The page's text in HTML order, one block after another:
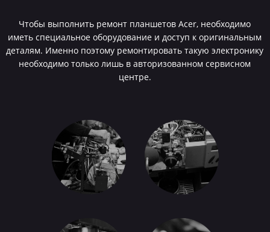
Чтобы выполнить ремонт планшетов Acer, необходимо
иметь специальное оборудование и доступ к оригинальным
деталям. Именно поэтому ремонтировать такую электронику
необходимо только лишь в авторизованном сервисном
центре.